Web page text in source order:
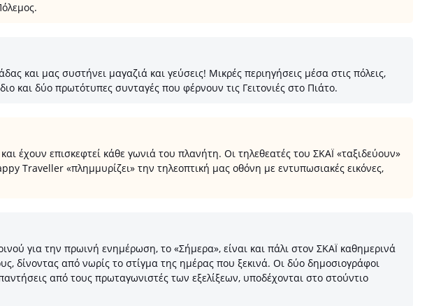
και μας συστήνει μαγαζιά και γεύσεις! Μικρές περιηγήσεις μέσα στις πόλεις,
και δύο πρωτότυπες συνταγές που φέρνουν τις Γειτονιές στο Πιάτο.
έχουν επισκεφτεί κάθε γωνιά του πλανήτη. Οι τηλεθεατές του ΣΚΑΪ «ταξιδεύουν»
Traveller «πλημμυρίζει» την τηλεοπτική μας οθόνη με εντυπωσιακές εικόνες,
για την πρωινή ενημέρωση, το «Σήμερα», είναι και πάλι στον ΣΚΑΪ καθημερινά
δίνοντας από νωρίς το στίγμα της ημέρας που ξεκινά. Οι δύο δημοσιογράφοι
από τους πρωταγωνιστές των εξελίξεων, υποδέχονται στο στούντιο